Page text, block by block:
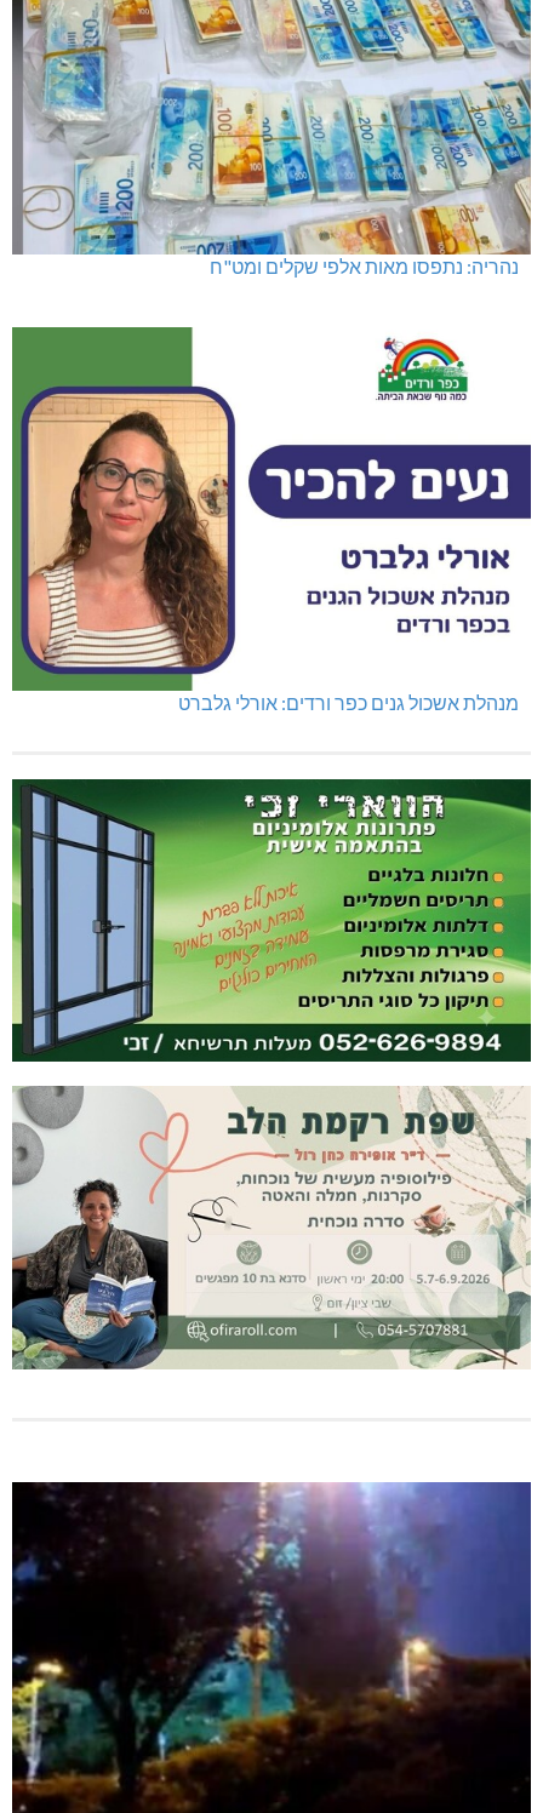
נהריה: נתפסו מאות אלפי שקלים ומט"ח
מנהלת אשכול גנים כפר ורדים: אורלי גלברט